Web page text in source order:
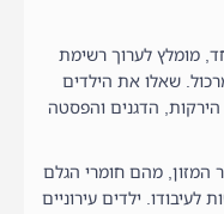
מומלץ לערוך רשימת
שאלו את הילדים
הירקות, הדגנים והפסטה
המזון, מהם חומרי הגלם
ילדים עירוניים